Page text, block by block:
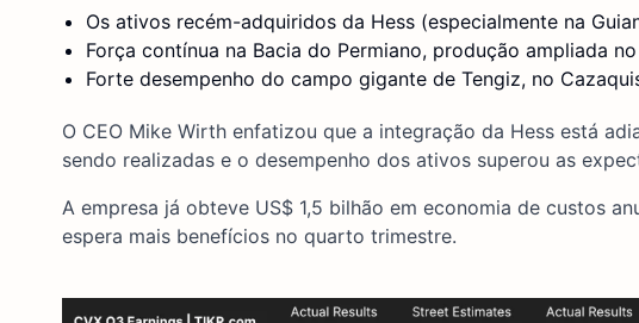
Os ativos recém-adquiridos da Hess (especialmente na
Força contínua na Bacia do Permiano, produção ampliada
Forte desempenho do campo gigante de Tengiz, no
O CEO Mike Wirth enfatizou que a integração da Hess está
sendo realizadas e o desempenho dos ativos superou as
A empresa já obteve US$ 1,5 bilhão em economia de custos
espera mais benefícios no quarto trimestre.